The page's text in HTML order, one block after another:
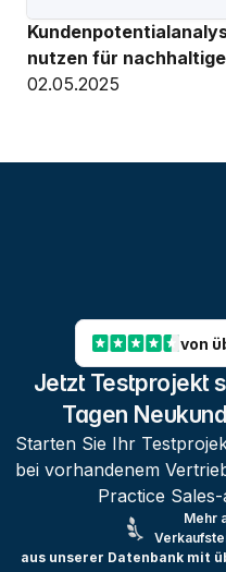
nutzen für
02.05.2025
von
Jetzt Testprojekt
Tagen
Starten Sie Ihr
bei vorhandenem
Practice
Mehr
aus unserer Datenbank mit